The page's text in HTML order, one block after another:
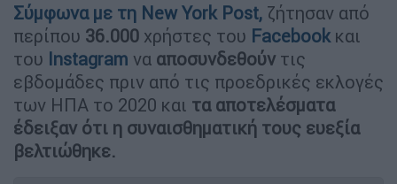
Σύμφωνα με τη New York Post, ζήτησαν από
περίπου 36.000 χρήστες του Facebook και
του Instagram να αποσυνδεθούν τις
εβδομάδες πριν από τις προεδρικές εκλογές
των ΗΠΑ το 2020 και τα αποτελέσματα
έδειξαν ότι η συναισθηματική τους ευεξία
βελτιώθηκε.